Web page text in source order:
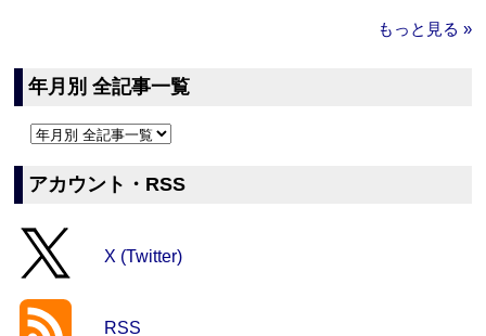
もっと見る »
年月別 全記事一覧
アカウント・RSS
X (Twitter)
RSS